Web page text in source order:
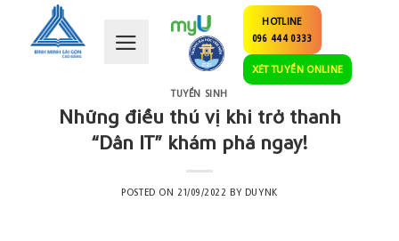
content
HOTLINE
096 444 0333
XÉT TUYỂN ONLINE
TUYỂN SINH
Những điều thú vị khi trở thanh
“Dân IT” khám phá ngay!
POSTED ON 21/09/2022 BY DUYNK